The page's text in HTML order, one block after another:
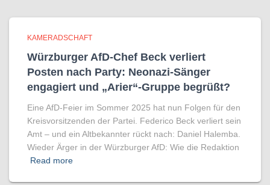
KAMERADSCHAFT
Würzburger AfD-Chef Beck verliert
Posten nach Party: Neonazi-Sänger
engagiert und „Arier“-Gruppe begrüßt?
Eine AfD-Feier im Sommer 2025 hat nun Folgen für den
Kreisvorsitzenden der Partei. Federico Beck verliert sein
Amt – und ein Altbekannter rückt nach: Daniel Halemba.
Wieder Ärger in der Würzburger AfD: Wie die Redaktion
Read more